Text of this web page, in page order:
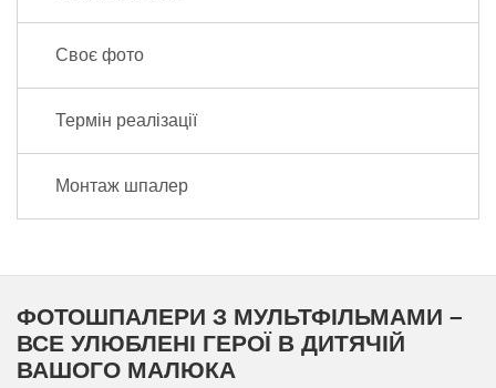
Своє фото
Термін реалізації
Монтаж шпалер
ФОТОШПАЛЕРИ З МУЛЬТФІЛЬМАМИ –
ВСЕ УЛЮБЛЕНІ ГЕРОЇ В ДИТЯЧІЙ
ВАШОГО МАЛЮКА